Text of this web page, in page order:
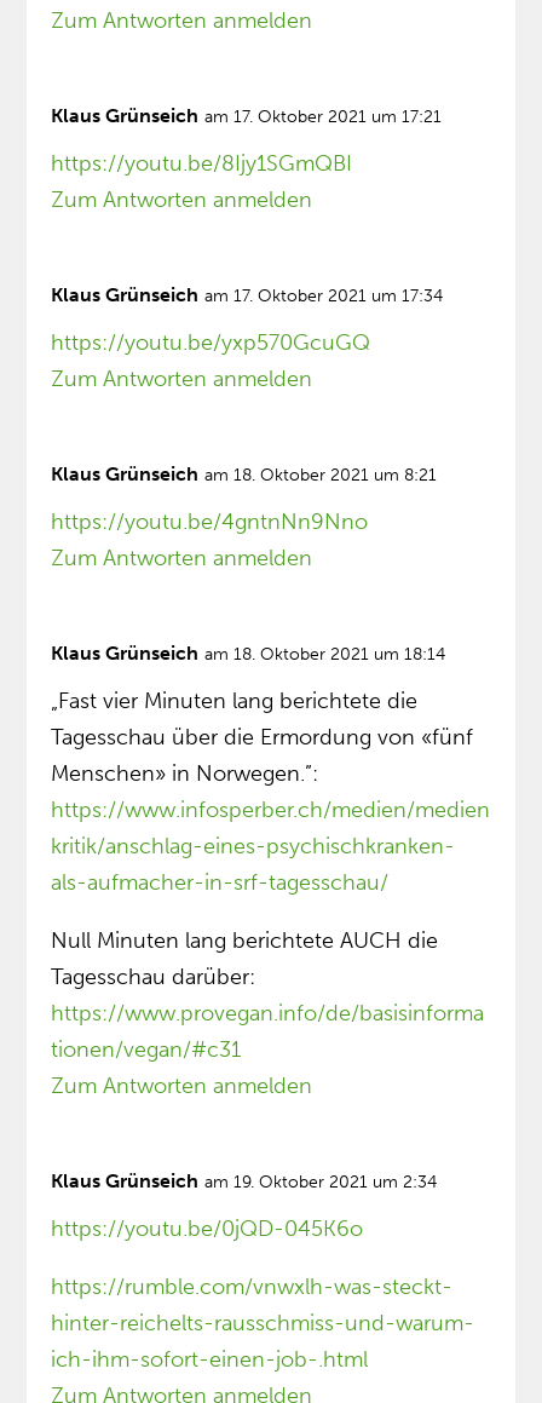
Zum Antworten anmelden
Klaus Grünseich am 17. Oktober 2021 um 17:21
https://youtu.be/8Ijy1SGmQBI
Zum Antworten anmelden
Klaus Grünseich am 17. Oktober 2021 um 17:34
https://youtu.be/yxp570GcuGQ
Zum Antworten anmelden
Klaus Grünseich am 18. Oktober 2021 um 8:21
https://youtu.be/4gntnNn9Nno
Zum Antworten anmelden
Klaus Grünseich am 18. Oktober 2021 um 18:14
„Fast vier Minuten lang berichtete die
Tagesschau über die Ermordung von «fünf
Menschen» in Norwegen.”:
https://www.infosperber.ch/medien/medien
kritik/anschlag-eines-psychischkranken-
als-aufmacher-in-srf-tagesschau/
Null Minuten lang berichtete AUCH die
Tagesschau darüber:
https://www.provegan.info/de/basisinforma
tionen/vegan/#c31
Zum Antworten anmelden
Klaus Grünseich am 19. Oktober 2021 um 2:34
https://youtu.be/0jQD-045K6o
https://rumble.com/vnwxlh-was-steckt-
hinter-reichelts-rausschmiss-und-warum-
ich-ihm-sofort-einen-job-.html
Zum Antworten anmelden